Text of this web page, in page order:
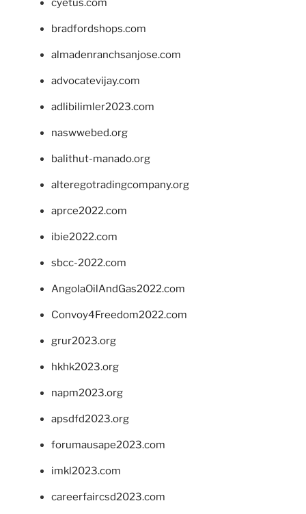
cyetus.com
bradfordshops.com
almadenranchsanjose.com
advocatevijay.com
adlibilimler2023.com
naswwebed.org
balithut-manado.org
alteregotradingcompany.org
aprce2022.com
ibie2022.com
sbcc-2022.com
AngolaOilAndGas2022.com
Convoy4Freedom2022.com
grur2023.org
hkhk2023.org
napm2023.org
apsdfd2023.org
forumausape2023.com
imkl2023.com
careerfaircsd2023.com